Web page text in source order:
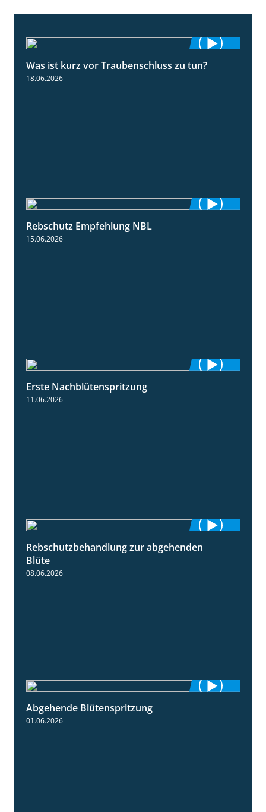
5:04
Was ist kurz vor Traubenschluss zu tun?
18.06.2026
Rebschutz Empfehlung NBL
15.06.2026
Erste Nachblütenspritzung
11.06.2026
3:06
Rebschutzbehandlung zur abgehenden
Blüte
08.06.2026
Abgehende Blütenspritzung
01.06.2026